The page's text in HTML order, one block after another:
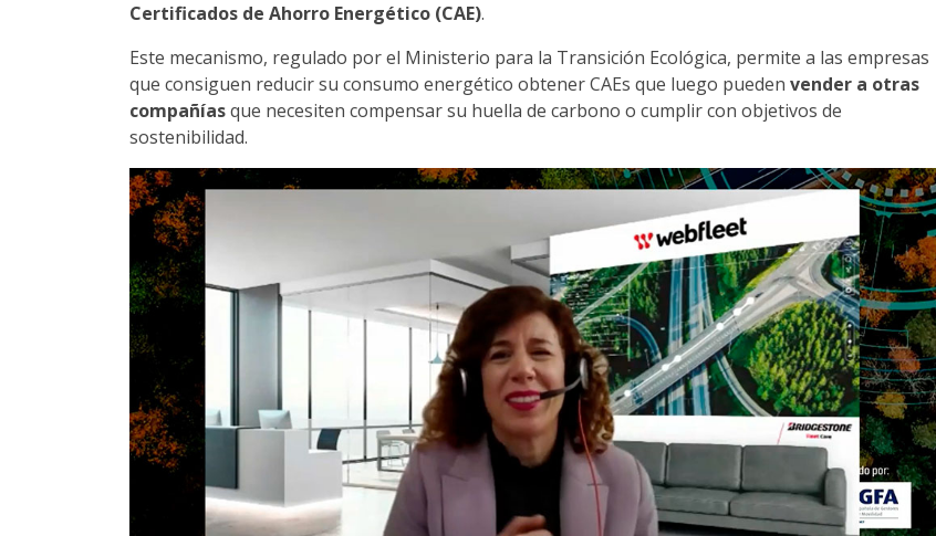
Certificados de Ahorro Energético (CAE).
Este mecanismo, regulado por el Ministerio para la Transición Ecológica, permite a las empresas
que consiguen reducir su consumo energético obtener CAEs que luego pueden vender a otras
compañíasque necesiten compensar su huella de carbono o cumplir con objetivos de
sostenibilidad.